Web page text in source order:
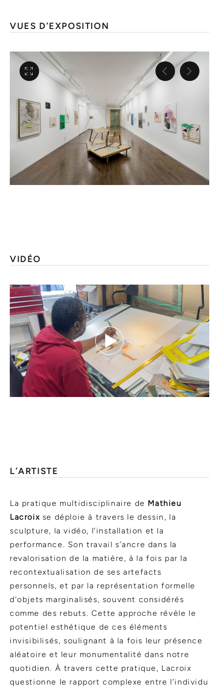
VUES D’EXPOSITION
VIDÉO
L’ARTISTE
La pratique multidisciplinaire de Mathieu
Lacroix se déploie à travers le dessin, la
sculpture, la vidéo, l’installation et la
performance. Son travail s’ancre dans la
revalorisation de la matière, à la fois par la
recontextualisation de ses artefacts
personnels, et par la représentation formelle
d’objets marginalisés, souvent considérés
comme des rebuts. Cette approche révèle le
potentiel esthétique de ces éléments
invisibilisés, soulignant à la fois leur présence
aléatoire et leur monumentalité dans notre
quotidien. À travers cette pratique, Lacroix
questionne le rapport complexe entre l’individu